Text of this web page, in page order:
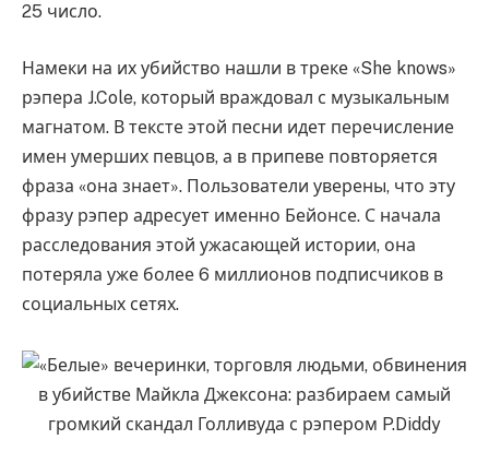
25 число.
Намеки на их убийство нашли в треке «She knows»
рэпера J.Cole, который враждовал с музыкальным
магнатом. В тексте этой песни идет перечисление
имен умерших певцов, а в припеве повторяется
фраза «она знает». Пользователи уверены, что эту
фразу рэпер адресует именно Бейонсе. С начала
расследования этой ужасающей истории, она
потеряла уже более 6 миллионов подписчиков в
социальных сетях.